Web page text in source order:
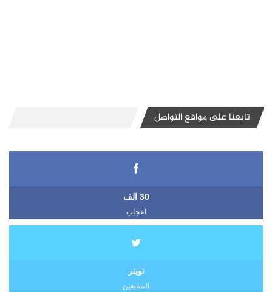
تابعنا على مواقع التواصل
30 الف
اعجاب
تويتر
المتابعين